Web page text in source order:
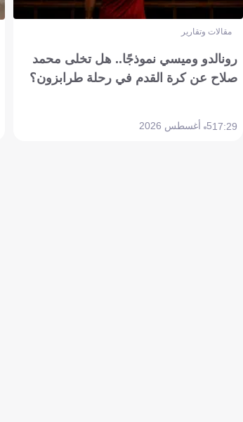
مقالات وتقارير
رونالدو وميسي نموذجًا.. هل تخلى محمد
صلاح عن كرة القدم في رحلة طرابزون؟
17:295 أغسطس 2026